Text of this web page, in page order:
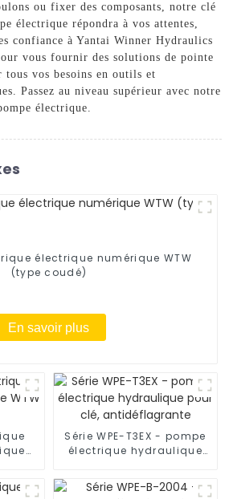
ou fixer des composants, notre clé
électrique répondra à vos attentes,
confiance à Yantai Winner Hydraulics
vous fournir des solutions de pointe
tous vos besoins en outils et
Passez au niveau supérieur avec notre
électrique.
électrique numérique WTW
(type coudé)
En savoir plus
Série WPE-T3EX - pompe
électrique hydraulique